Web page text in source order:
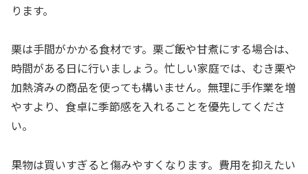
ります。
栗は手間がかかる食材です。栗ご飯や甘煮にする場合は、
時間がある日に行いましょう。忙しい家庭では、むき栗や
加熱済みの商品を使っても構いません。無理に手作業を増
やすより、食卓に季節感を入れることを優先してくださ
い。
果物は買いすぎると傷みやすくなります。費用を抑えたい